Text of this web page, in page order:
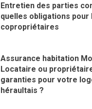
Entretien des parties
quelles obligations pour
copropriétaires
Assurance habitation
Locataire ou
garanties pour votre
héraultais ?